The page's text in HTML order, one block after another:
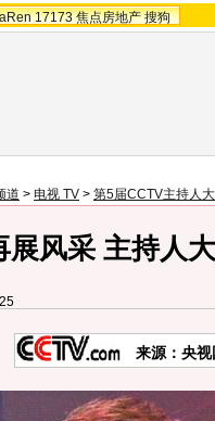
17173 焦点房地产 搜狗
道 > 电视 TV > 第5届CCTV主持人
展风采 主持人
来源：央视